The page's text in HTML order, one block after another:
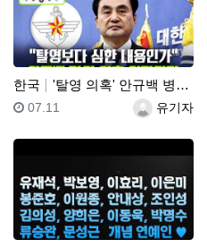
한국 '탈영 의혹' 안규백 병적 공개 거부에 한동훈 "탈영보…
등록자유기자
등록일
07.11